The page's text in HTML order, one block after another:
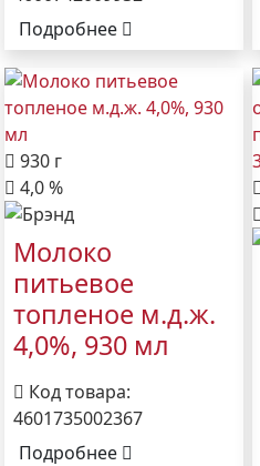
Подробнее
930 г
4,0 %
Молоко
питьевое
топленое м.д.ж.
4,0%, 930 мл
Код товара:
4601735002367
Подробнее